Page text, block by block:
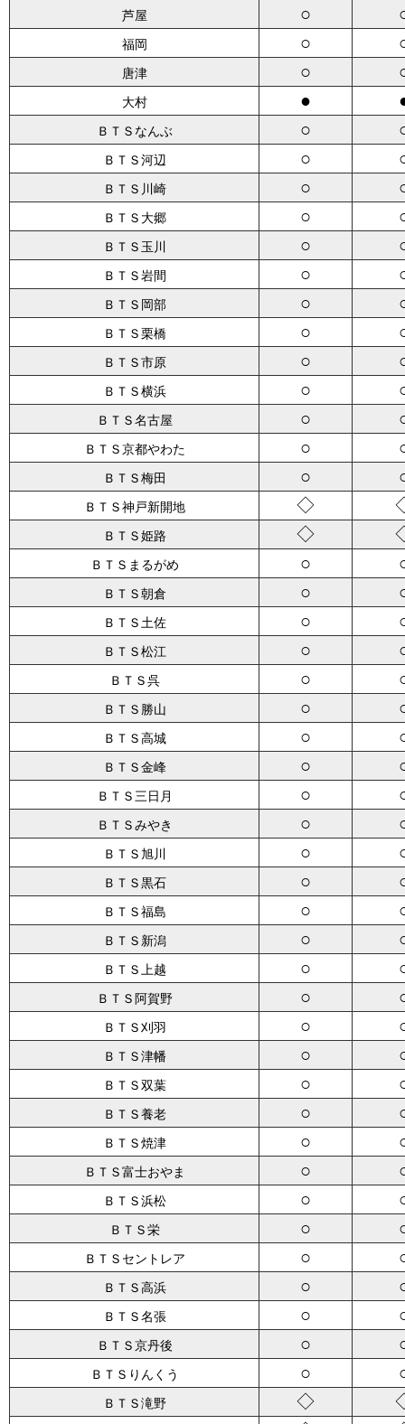
芦屋 ○
福岡 ○
唐津 ○
大村 ●
ＢＴＳなんぶ ○
ＢＴＳ河辺 ○
ＢＴＳ川崎 ○
ＢＴＳ大郷 ○
ＢＴＳ玉川 ○
ＢＴＳ岩間 ○
ＢＴＳ岡部 ○
ＢＴＳ栗橋 ○
ＢＴＳ市原 ○
ＢＴＳ横浜 ○
ＢＴＳ名古屋 ○
ＢＴＳ京都やわた ○
ＢＴＳ梅田 ○
ＢＴＳ神戸新開地 ◇
ＢＴＳ姫路 ◇
ＢＴＳまるがめ ○
ＢＴＳ朝倉 ○
ＢＴＳ土佐 ○
ＢＴＳ松江 ○
ＢＴＳ呉 ○
ＢＴＳ勝山 ○
ＢＴＳ高城 ○
ＢＴＳ金峰 ○
ＢＴＳ三日月 ○
ＢＴＳみやき ○
ＢＴＳ旭川 ○
ＢＴＳ黒石 ○
ＢＴＳ福島 ○
ＢＴＳ新潟 ○
ＢＴＳ上越 ○
ＢＴＳ阿賀野 ○
ＢＴＳ刈羽 ○
ＢＴＳ津幡 ○
ＢＴＳ双葉 ○
ＢＴＳ養老 ○
ＢＴＳ焼津 ○
ＢＴＳ富士おやま ○
ＢＴＳ浜松 ○
ＢＴＳ栄 ○
ＢＴＳセントレア ○
ＢＴＳ高浜 ○
ＢＴＳ名張 ○
ＢＴＳ京丹後 ○
ＢＴＳりんくう ○
ＢＴＳ滝野 ◇